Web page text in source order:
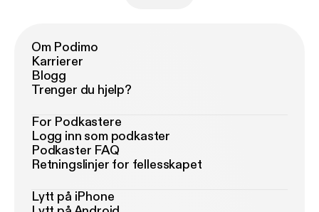
Om Podimo
Karrierer
Blogg
Trenger du hjelp?
For Podkastere
Logg inn som podkaster
Podkaster FAQ
Retningslinjer for fellesskapet
Lytt på iPhone